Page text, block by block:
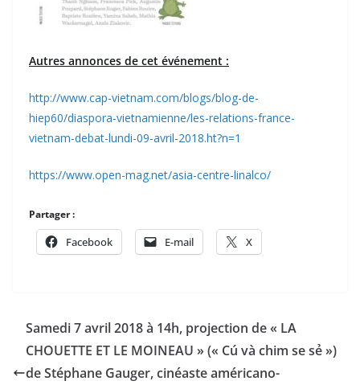
Autres annonces de cet événement :
http://www.cap-vietnam.com/blogs/blog-de-
hiep60/diaspora-vietnamienne/les-relations-france-
vietnam-debat-lundi-09-avril-2018.ht?n=1
https://www.open-mag.net/asia-centre-linalco/
Partager :
Facebook E-mail X
Samedi 7 avril 2018 à 14h, projection de « LA
CHOUETTE ET LE MOINEAU » (« Cú và chim se sẻ »)
de Stéphane Gauger, cinéaste américano-